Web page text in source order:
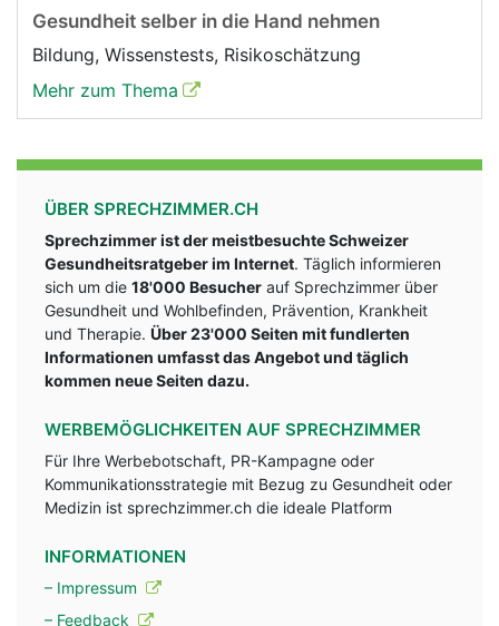
Gesundheit selber in die Hand nehmen
Bildung, Wissenstests, Risikoschätzung
Mehr zum Thema
ÜBER SPRECHZIMMER.CH
Sprechzimmer ist der meistbesuchte Schweizer
Gesundheitsratgeber im Internet. Täglich informieren
sich um die 18'000 Besucher auf Sprechzimmer über
Gesundheit und Wohlbefinden, Prävention, Krankheit
und Therapie. Über 23'000 Seiten mit fundlerten
Informationen umfasst das Angebot und täglich
kommen neue Seiten dazu.
WERBEMÖGLICHKEITEN AUF SPRECHZIMMER
Für Ihre Werbebotschaft, PR-Kampagne oder
Kommunikationsstrategie mit Bezug zu Gesundheit oder
Medizin ist sprechzimmer.ch die ideale Platform
INFORMATIONEN
– Impressum
– Feedback